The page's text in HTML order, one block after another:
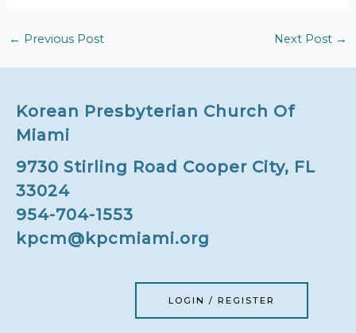
← Previous Post Next Post →
Korean Presbyterian Church Of
Miami
9730 Stirling Road Cooper City, FL
33024
954-704-1553
kpcm@kpcmiami.org
LOGIN / REGISTER